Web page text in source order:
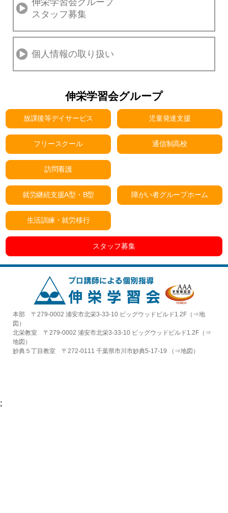
伸栄学習会グループ
スタッフ募集
個人情報の取り扱い
伸栄学習会グループ
放課後等デイサービス 児童発達支援
フリースクール 通信制高校
訪問看護
就労継続支援A型・B型 障がい者グループホーム
生活訓練・就労移行
スタッフ募集
本部 〒279-0002 浦安市北栄3-33-10 ビッグウッドビルド1.2F（⇒地
図 ）
北栄教室 〒279-0002 浦安市北栄3-33-10 ビッグウッドビルド1.2F（⇒
地図 ）
妙典５丁目教室 〒272-0111 千葉県市川市妙典5-17-19 （⇒地図 ）
;